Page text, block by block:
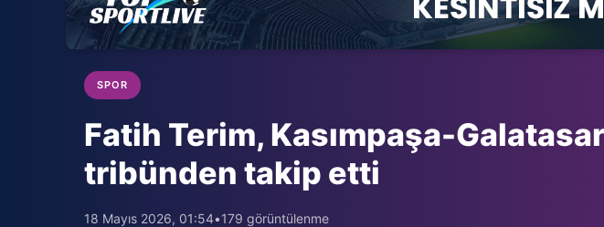
SPOR
Fatih Terim, Kasımpaşa-
tribünden takip etti
18 Mayıs 2026, 01:54•179 görüntülenme